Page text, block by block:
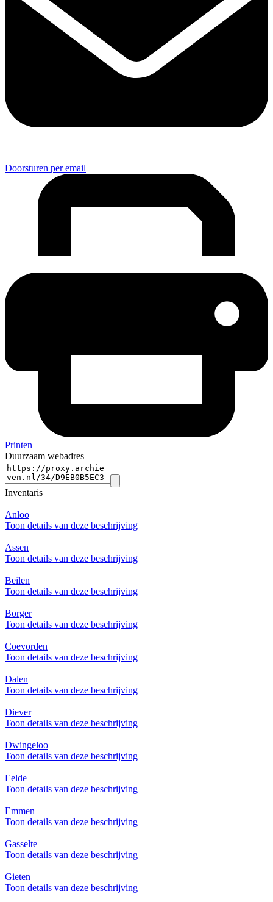
Doorsturen per email
Printen
Duurzaam webadres
Inventaris
Anloo
Toon details van deze beschrijving
Assen
Toon details van deze beschrijving
Beilen
Toon details van deze beschrijving
Borger
Toon details van deze beschrijving
Coevorden
Toon details van deze beschrijving
Dalen
Toon details van deze beschrijving
Diever
Toon details van deze beschrijving
Dwingeloo
Toon details van deze beschrijving
Eelde
Toon details van deze beschrijving
Emmen
Toon details van deze beschrijving
Gasselte
Toon details van deze beschrijving
Gieten
Toon details van deze beschrijving